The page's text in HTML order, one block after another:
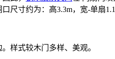
寸约为：高3.3m，宽-单扇
样式较木门多样、美观。